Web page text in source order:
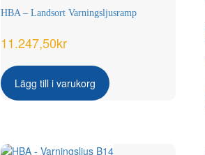
HBA – Landsort Varningsljusramp
11.247,50kr
Lägg till i varukorg